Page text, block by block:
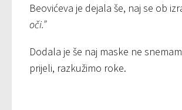
Beovićeva je dejala še, naj se ob
oči.”
Dodala je še naj maske ne
prijeli, razkužimo roke.